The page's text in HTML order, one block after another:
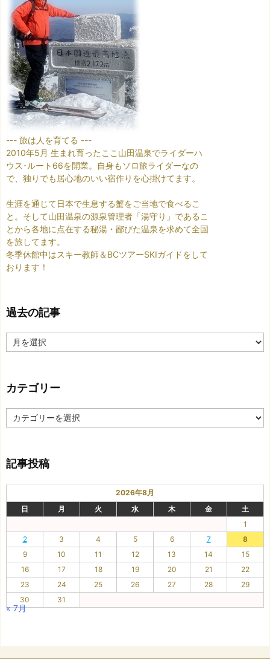
--- 旅は人を育てる ---
2010年5月 生まれ育ったここ山田温泉でライダーハ
ウス･ルート66を開業。自身もソロ旅ライダーなの
で、独りでも居心地のいい宿作りを心掛けてます。
生涯を通じて日本で生息する蟹をご当地で食べるこ
と。そして山田温泉の源泉管理者「湯守り」であるこ
とから各地に点在する秘湯・鄙びた温泉を求めて全国
を旅してます。
冬季休館中はスキー教師＆BCツアーSKIガイドをして
おります！
過去の記事
去
事
カテゴリー
カ
テ
ー
記事投稿
2026年8月
日
月 火 水 木 金
土
1
2
3 4 5 6 7
8
9
10 11 12 13 14
15
16
17 18 19 20 21
22
23
24 25 26 27 28
29
30
31
« 7月